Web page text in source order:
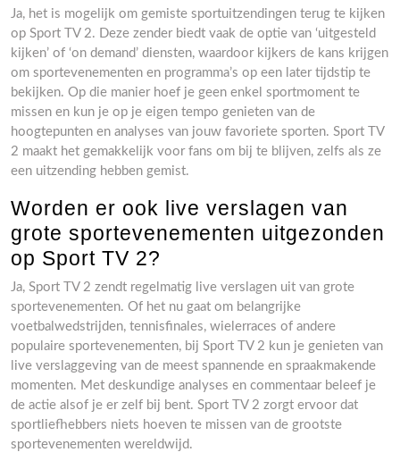
Ja, het is mogelijk om gemiste sportuitzendingen terug te kijken
op Sport TV 2. Deze zender biedt vaak de optie van ‘uitgesteld
kijken’ of ‘on demand’ diensten, waardoor kijkers de kans krijgen
om sportevenementen en programma’s op een later tijdstip te
bekijken. Op die manier hoef je geen enkel sportmoment te
missen en kun je op je eigen tempo genieten van de
hoogtepunten en analyses van jouw favoriete sporten. Sport TV
2 maakt het gemakkelijk voor fans om bij te blijven, zelfs als ze
een uitzending hebben gemist.
Worden er ook live verslagen van
grote sportevenementen uitgezonden
op Sport TV 2?
Ja, Sport TV 2 zendt regelmatig live verslagen uit van grote
sportevenementen. Of het nu gaat om belangrijke
voetbalwedstrijden, tennisfinales, wielerraces of andere
populaire sportevenementen, bij Sport TV 2 kun je genieten van
live verslaggeving van de meest spannende en spraakmakende
momenten. Met deskundige analyses en commentaar beleef je
de actie alsof je er zelf bij bent. Sport TV 2 zorgt ervoor dat
sportliefhebbers niets hoeven te missen van de grootste
sportevenementen wereldwijd.